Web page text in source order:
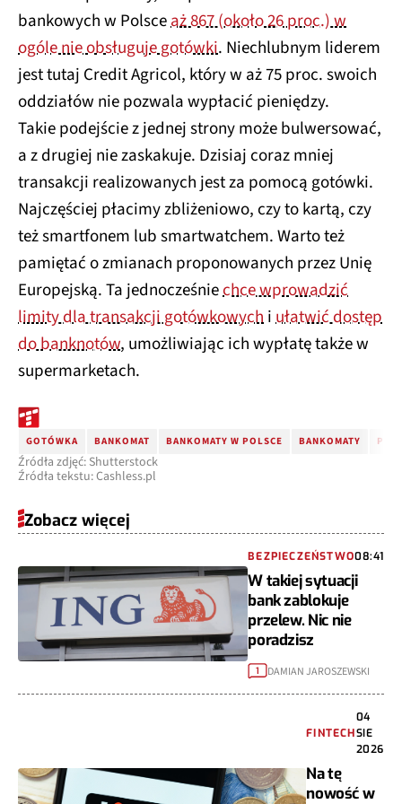
bankowych w Polsceaż 867 (około 26 proc.) w
ogóle nie obsługuje gotówki. Niechlubnym liderem
jest tutaj Credit Agricol, który w aż 75 proc. swoich
oddziałów nie pozwala wypłacić pieniędzy.
Takie podejście z jednej strony może bulwersować,
a z drugiej nie zaskakuje. Dzisiaj coraz mniej
transakcji realizowanych jest za pomocą gotówki.
Najczęściej płacimy zbliżeniowo, czy to kartą, czy
też smartfonem lub smartwatchem. Warto też
pamiętać o zmianach proponowanych przez Unię
Europejską. Ta jednocześniechce wprowadzić
limity dla transakcji gotówkowychiułatwić dostęp
do banknotów, umożliwiając ich wypłatę także w
supermarketach.
GOTÓWKA BANKOMAT BANKOMATY W POLSCE BANKOMATY
Źródła zdjęć: Shutterstock
Źródła tekstu: Cashless.pl
Zobacz więcej
BEZPIECZEŃSTWO08:41
W takiej sytuacji
bank zablokuje
przelew. Nic nie
poradzisz
1 DAMIAN JAROSZEWSKI
FINTECH
04
SIE
2026
Na tę
nowość w